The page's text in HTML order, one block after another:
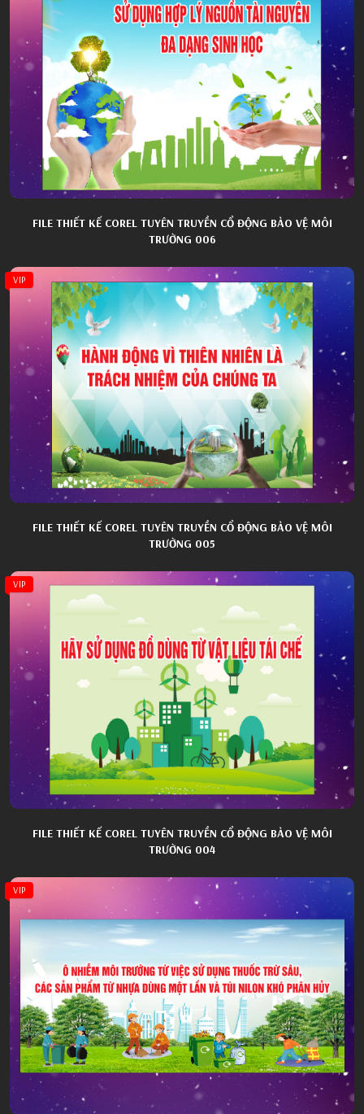
FILE THIẾT KẾ COREL TUYÊN TRUYỀN CỔ ĐỘNG BẢO VỆ MÔI
TRƯỜNG 006
VIP
FILE THIẾT KẾ COREL TUYÊN TRUYỀN CỔ ĐỘNG BẢO VỆ MÔI
TRƯỜNG 005
VIP
FILE THIẾT KẾ COREL TUYÊN TRUYỀN CỔ ĐỘNG BẢO VỆ MÔI
TRƯỜNG 004
VIP